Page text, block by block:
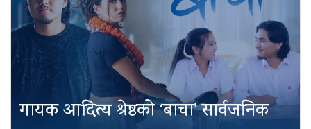
गायक आदित्य श्रेष्ठको ‘बाचा’ सार्वजनिक